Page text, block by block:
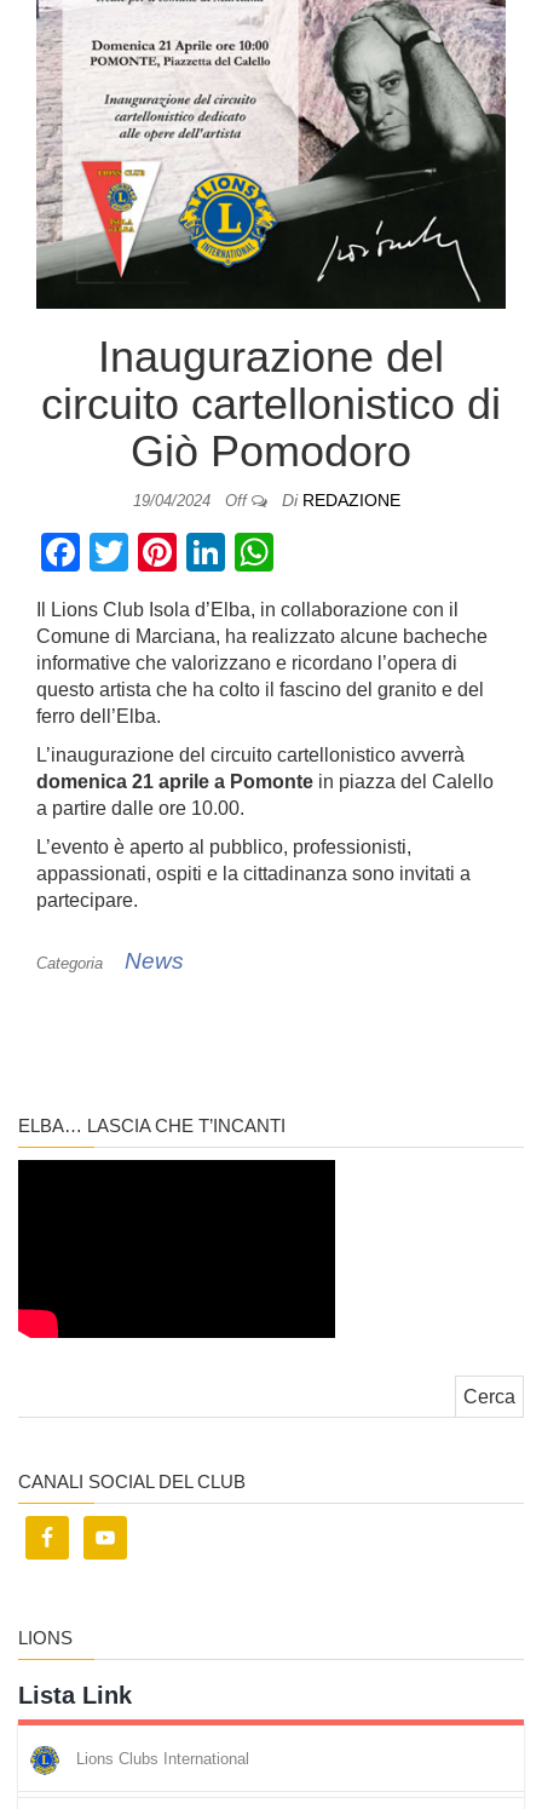
Inaugurazione del
circuito cartellonistico di
Giò Pomodoro
19/04/2024 Off Di REDAZIONE
F
c
e
b
o
o
k
T
wi
tt
er
Pi
nt
er
e
st
Li
n
k
e
dI
n
at
s
A
p
p
Il Lions Club Isola d’Elba, in collaborazione con il
Comune di Marciana, ha realizzato alcune bacheche
informative che valorizzano e ricordano l’opera di
questo artista che ha colto il fascino del granito e del
ferro dell’Elba.
L’inaugurazione del circuito cartellonistico avverrà
domenica 21 aprile a Pomonte in piazza del Calello
a partire dalle ore 10.00.
L’evento è aperto al pubblico, professionisti,
appassionati, ospiti e la cittadinanza sono invitati a
partecipare.
Categoria News
ELBA… LASCIA CHE T’INCANTI
CANALI SOCIAL DEL CLUB
LIONS
Lista Link
Lions Clubs International